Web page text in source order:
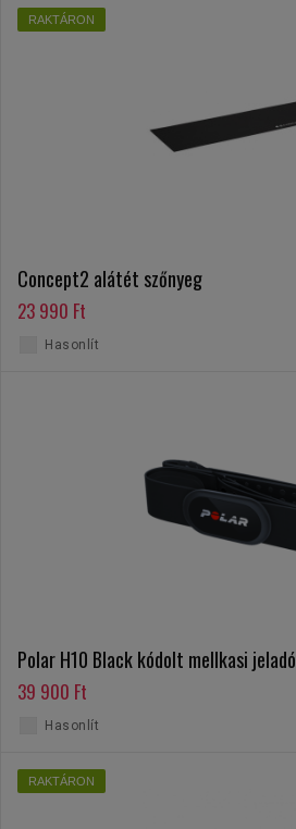
RAKTÁRON
Concept2 alátét szőnyeg
23 990 Ft
Hasonlít
Polar H10 Black kódolt mellkasi jeladó
39 900 Ft
Hasonlít
RAKTÁRON